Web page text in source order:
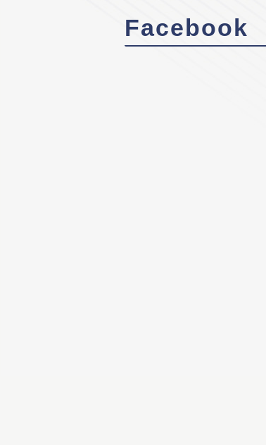
Facebook